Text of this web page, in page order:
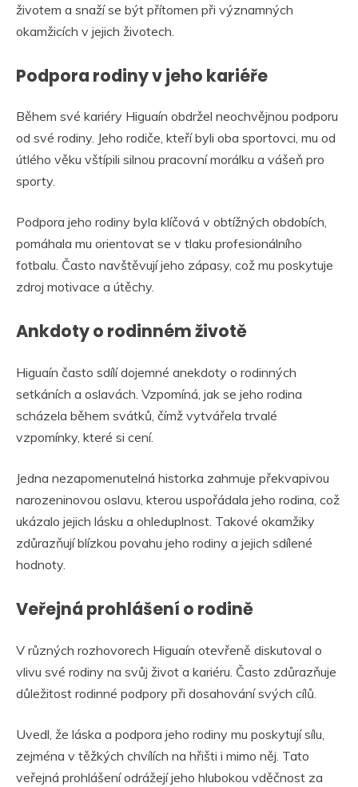
životem a snaží se být přítomen při významných
okamžicích v jejich životech.
Podpora rodiny v jeho kariéře
Během své kariéry Higuaín obdržel neochvějnou podporu
od své rodiny. Jeho rodiče, kteří byli oba sportovci, mu od
útlého věku vštípili silnou pracovní morálku a vášeň pro
sporty.
Podpora jeho rodiny byla klíčová v obtížných obdobích,
pomáhala mu orientovat se v tlaku profesionálního
fotbalu. Často navštěvují jeho zápasy, což mu poskytuje
zdroj motivace a útěchy.
Ankdoty o rodinném životě
Higuaín často sdílí dojemné anekdoty o rodinných
setkáních a oslavách. Vzpomíná, jak se jeho rodina
scházela během svátků, čímž vytvářela trvalé
vzpomínky, které si cení.
Jedna nezapomenutelná historka zahrnuje překvapivou
narozeninovou oslavu, kterou uspořádala jeho rodina, což
ukázalo jejich lásku a ohleduplnost. Takové okamžiky
zdůrazňují blízkou povahu jeho rodiny a jejich sdílené
hodnoty.
Veřejná prohlášení o rodině
V různých rozhovorech Higuaín otevřeně diskutoval o
vlivu své rodiny na svůj život a kariéru. Často zdůrazňuje
důležitost rodinné podpory při dosahování svých cílů.
Uvedl, že láska a podpora jeho rodiny mu poskytují sílu,
zejména v těžkých chvílích na hřišti i mimo něj. Tato
veřejná prohlášení odrážejí jeho hlubokou vděčnost za